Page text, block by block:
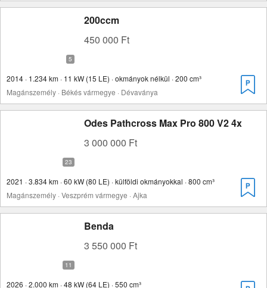
200ccm
450 000 Ft
2014 · 1.234 km · 11 kW (15 LE) · okmányok nélkül · 200 cm³
Magánszemély · Békés vármegye · Dévaványa
Odes Pathcross Max Pro 800 V2 4x
3 000 000 Ft
2021 · 3.834 km · 60 kW (80 LE) · külföldi okmányokkal · 800 cm³
Magánszemély · Veszprém vármegye · Ajka
Benda
3 550 000 Ft
2026 · 2.000 km · 48 kW (64 LE) · 550 cm³